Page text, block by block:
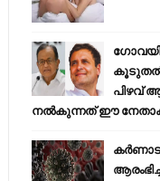
കൂടുതൽ
പിഴവ്
നൽകുന്നത് ഈ